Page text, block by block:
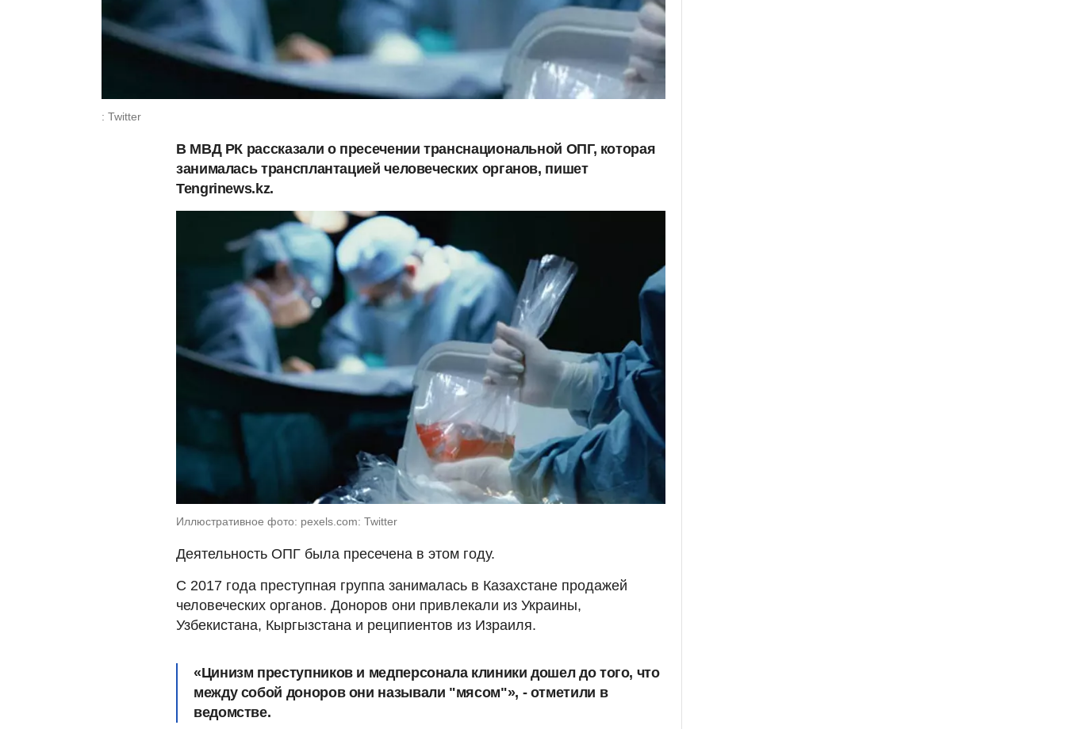
: Twitter
В МВД РК рассказали о пресечении транснациональной ОПГ, которая
занималась трансплантацией человеческих органов, пишет
Tengrinews.kz.
Иллюстративное фото: pexels.com: Twitter
Деятельность ОПГ была пресечена в этом году.
С 2017 года преступная группа занималась в Казахстане продажей
человеческих органов. Доноров они привлекали из Украины,
Узбекистана, Кыргызстана и реципиентов из Израиля.
«Цинизм преступников и медперсонала клиники дошел до того, что
между собой доноров они называли "мясом"», - отметили в
ведомстве.